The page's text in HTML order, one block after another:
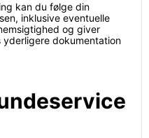
kan du følge din
inklusive eventuelle
og giver
dokumentation